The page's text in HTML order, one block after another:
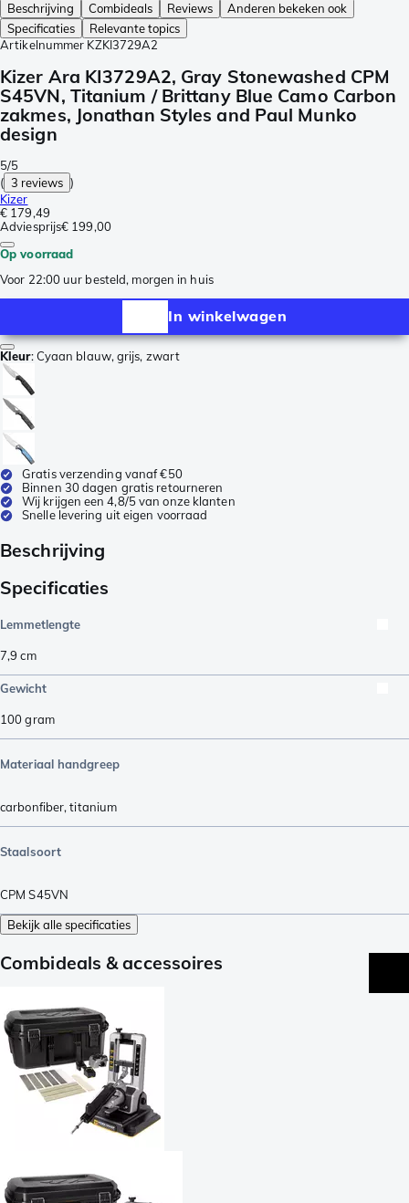
Beschrijving
Combideals Reviews
Anderen bekeken ook
Specificaties
Relevante topics
Artikelnummer KZKI3729A2
Kizer Ara KI3729A2, Gray Stonewashed CPM
S45VN, Titanium / Brittany Blue Camo Carbon
zakmes, Jonathan Styles and Paul Munko
design
5/5
( 3 reviews )
Kizer
€ 179,49
Adviesprijs€ 199,00
Op voorraad
Voor 22:00 uur besteld, morgen in huis
In winkelwagen
Kleur:Cyaan blauw, grijs, zwart
Gratis verzending vanaf €50
Binnen 30 dagen gratis retourneren
Wij krijgen een 4,8/5 van onze klanten
Snelle levering uit eigen voorraad
Beschrijving
Specificaties
Lemmetlengte
7,9 cm
Gewicht
100gram
Materiaal handgreep
carbonfiber,titanium
Staalsoort
CPM S45VN
Bekijk alle specificaties
Combideals & accessoires